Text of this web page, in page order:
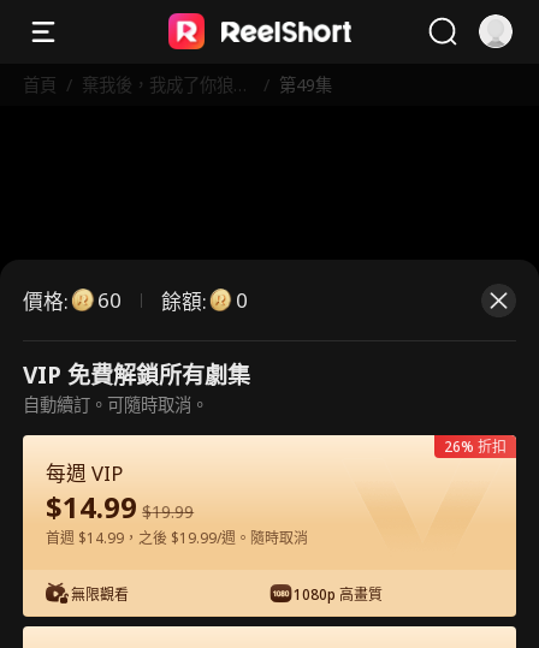
首頁 / 棄我後，我成了你狼王
/ 第49集
這是付費劇集。請解鎖後觀看。
價格: 60 餘額: 0
VIP 免費解鎖所有劇集
自動續訂。可隨時取消。
每週 VIP
$14.99 $19.99
首週 $14.99，之後 $19.99/週。隨時取消
無限觀看 1080p 高畫質
26% 折扣